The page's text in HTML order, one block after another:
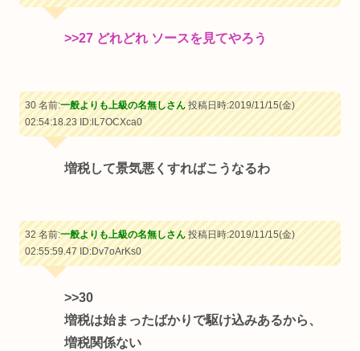
>>27 どれどれ ソースを見てやろう
30 名前:一般よりも上級の名無しさん投稿日時:2019/11/15(金)
02:54:18.23ID:lL7OCXca0
増税して景気悪くすればこうなるわ
32 名前:一般よりも上級の名無しさん投稿日時:2019/11/15(金)
02:55:59.47ID:Dv7oArKs0
>>30
増税は始まったばかりで駆け込みあるから、
増税関係ない